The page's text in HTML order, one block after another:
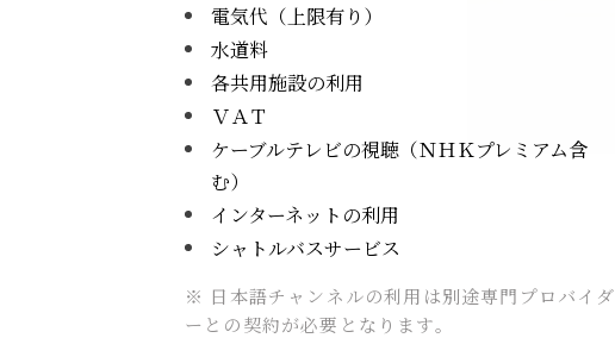
電気代（上限有り）
水道料
各共用施設の利用
ＶＡＴ
ケーブルテレビの視聴 （ＮＨＫプレミアム含
む）
インターネットの利用
シャトルバスサービス
※ 日本語チャンネルの利用は別途専門プロバイダ
ーとの契約が必要となります。